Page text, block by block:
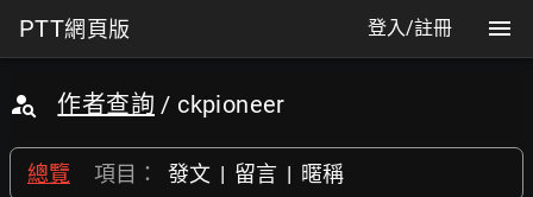
PTT網頁版 登入/註冊
作者查詢 / ckpioneer
總覽 項目： 發文 | 留言 | 暱稱